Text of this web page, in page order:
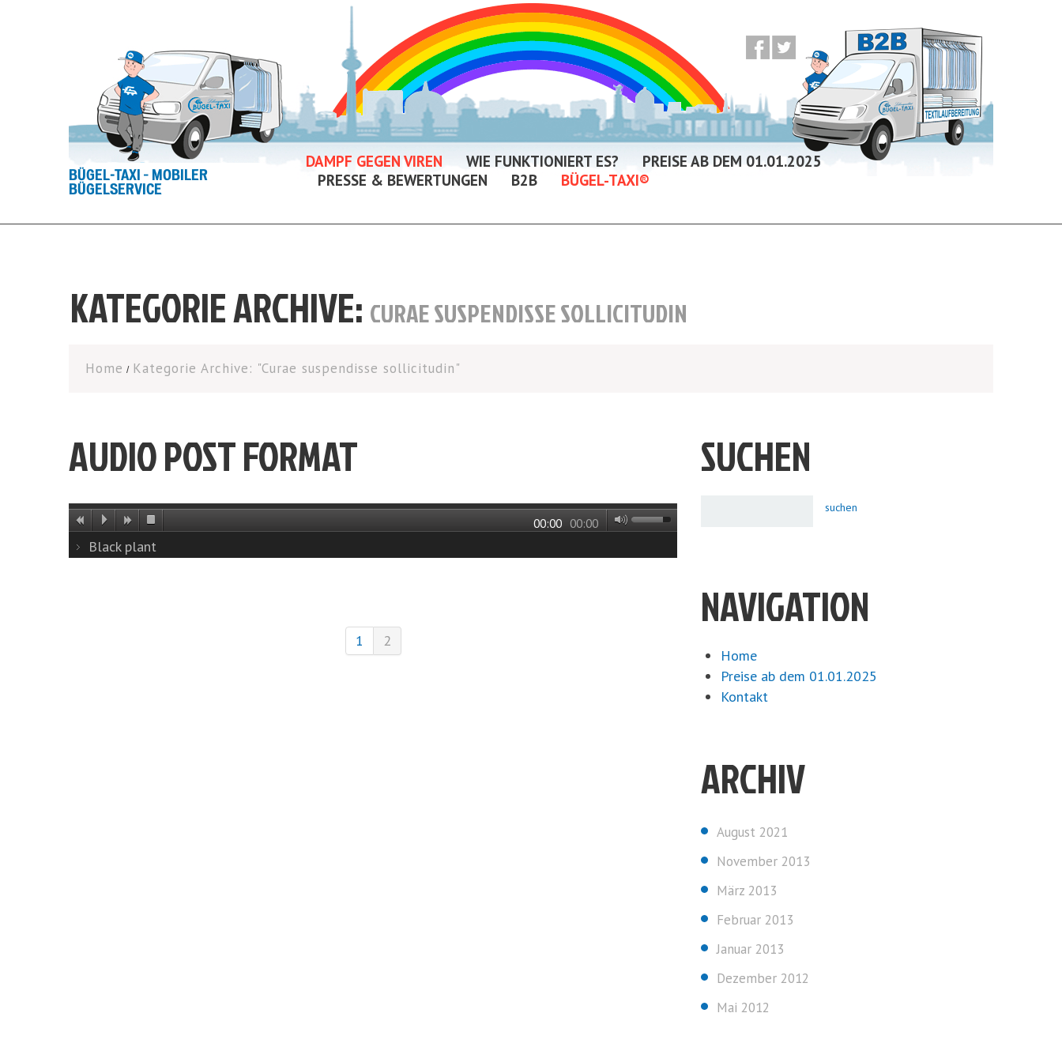
BÜGEL-TAXI – MOBILER
BÜGELSERVICE
DAMPF GEGEN VIREN WIE FUNKTIONIERT ES?
PREISE AB DEM 01.01.2025
PRESSE & BEWERTUNGEN
B2B BÜGEL-TAXI®
KATEGORIE ARCHIVE: CURAE SUSPENDISSE SOLLICITUDIN
Home Kategorie Archive: "Curae suspendisse sollicitudin"
AUDIO POST FORMAT
00:00
00:00
Black plant
1 2
SUCHEN
NAVIGATION
Home
Preise ab dem 01.01.2025
Kontakt
ARCHIV
August 2021
November 2013
März 2013
Februar 2013
Januar 2013
Dezember 2012
Mai 2012